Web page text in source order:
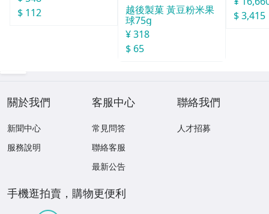
$ 112
越後製菓 黃豆粉米果
球75g
¥ 318
$ 65
$ 3,415
關於我們
新聞中心
服務說明
客服中心
常見問答
聯絡客服
最新公告
聯絡我們
人才招募
手機逛拍賣，購物更便利